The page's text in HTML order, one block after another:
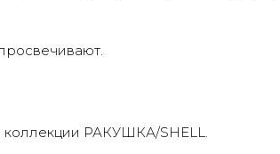
коллекции РАКУШКА/SHELL.